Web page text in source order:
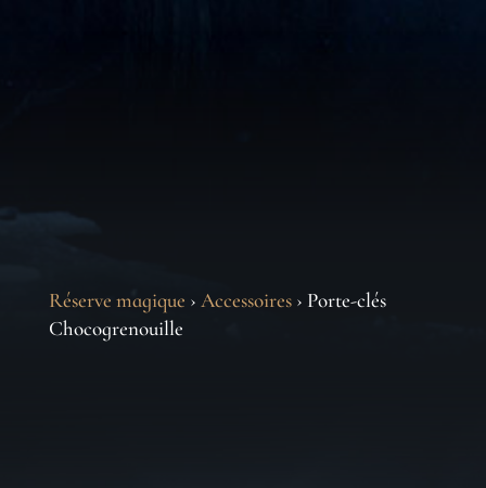
Réserve magique › Accessoires› Porte-clés
Chocogrenouille